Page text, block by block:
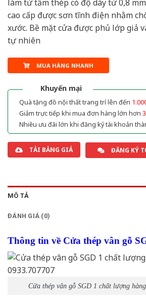
làm từ tấm thép có độ dày từ 0,8
cao cấp được sơn tĩnh điện nhằm
xước. Bề mặt cửa được phủ lớp giả
tự nhiên
MUA HÀNG NHANH
Khuyến mại
Quà tặng đồ nội thất trang trí lên đến
Giảm trực tiếp khi mua đơn hàng lớn hơn
Nhiều ưu đãi lớn khi đăng ký tài khoản
TẢI BẢNG GIÁ ĐĂNG KÝ
MÔ TẢ
ĐÁNH GIÁ (0)
Thông tin về Cửa thép vân gỗ
Cửa thép vân gỗ SGD 1 chất lượng